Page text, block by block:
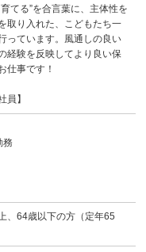
てる”を合言葉に、主体性を
取り入れた、こどもたち一
っています。風通しの良い
経験を反映してより良い保
仕事です！
員】
務
64歳以下の方（定年65